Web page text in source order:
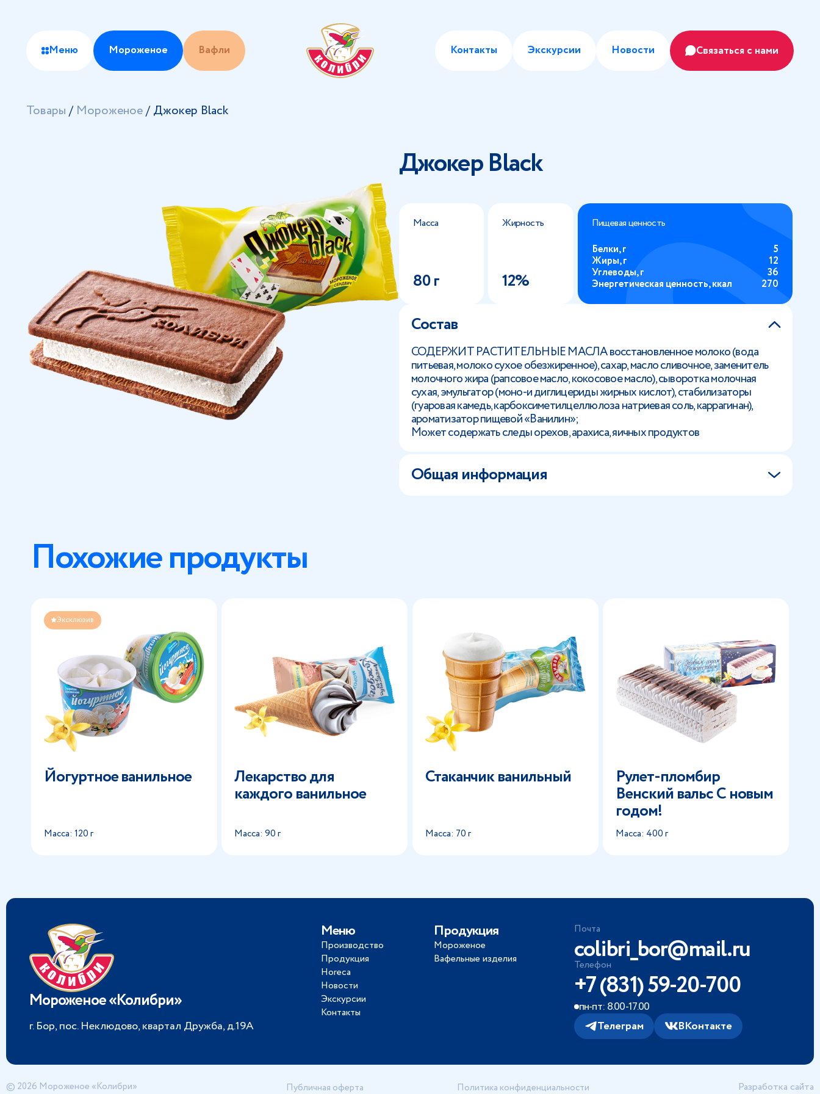
Меню Мороженое Вафли Контакты Экскурсии Новости Связаться с нами
Товары/ Мороженое/Джокер Black
Джокер Black
Масса
80 г
Жирность
12%
Пищевая ценность
Белки, г
5
Жиры, г
12
Углеводы, г
36
Энергетическая ценность, ккал
270
Состав
СОДЕРЖИТ РАСТИТЕЛЬНЫЕ МАСЛА восстановленное молоко (вода
питьевая, молоко сухое обезжиренное), сахар, масло сливочное, заменитель
молочного жира (рапсовое масло, кокосовое масло), сыворотка молочная
сухая, эмульгатор (моно-и диглицериды жирных кислот), стабилизаторы
(гуаровая камедь, карбоксиметилцеллюлоза натриевая соль, каррагинан),
ароматизатор пищевой «Ванилин»;
Может содержать следы орехов, арахиса, яичных продуктов
Общая информация
Похожие продукты
Эксклюзив
Йогуртное ванильное
Масса: 120 г
Лекарство для
каждого ванильное
Масса: 90 г
Стаканчик ванильный
Масса: 70 г
Рулет-пломбир
Венский вальс С новым
годом!
Масса: 400 г
Мороженое «Колибри»
г. Бор, пос. Неклюдово, квартал Дружба, д.19А
Меню
Производство
Продукция
Horeca
Новости
Экскурсии
Контакты
Продукция
Мороженое
Вафельные изделия
Почта
colibri_bor@mail.ru
Телефон
+7 (831) 59-20-700
пн-пт: 8.00-17.00
Телеграм
ВКонтакте
© 2026 Мороженое «Колибри» Публичная оферта Политика конфиденциальности Разработка сайта